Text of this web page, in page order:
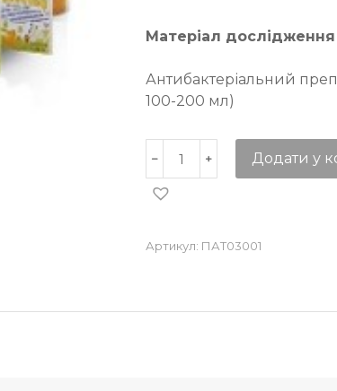
Матеріал дослідження
Антибактеріальний
100-200 мл)
Додати у
Артикул: ПАТ03001